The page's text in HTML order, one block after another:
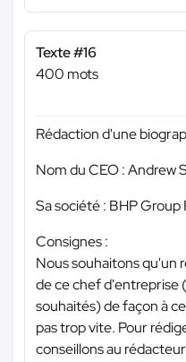
Texte #16
400 mots
Rédaction d'une
Nom du CEO : Andrew
Sa société : BHP Group
Consignes :
Nous souhaitons qu'un
de ce chef d'entreprise
souhaités) de façon à
pas trop vite. Pour
conseillons au